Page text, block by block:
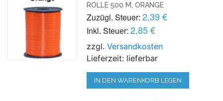
ROLLE 500 M, ORANGE
Zuzügl. Steuer: 2,39 €
Inkl. Steuer: 2,85 €
zzgl.Versandkosten
Lieferzeit: lieferbar
IN DEN WARENKORB LEGEN